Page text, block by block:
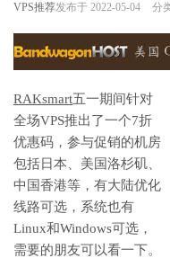
VPS推荐发布于 2022-05-04 分
RAKsmart五一期间针对
全场VPS推出了一个7折
优惠码，参与促销的机房
包括日本、美国洛杉矶、
中国香港等，有大陆优化
线路可选，系统也有
Linux和Windows可选，
需要的朋友可以看一下。